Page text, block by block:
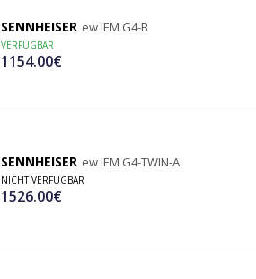
SENNHEISER ew IEM G4-B
VERFÜGBAR
1154.00€
SENNHEISER ew IEM G4-TWIN-A
NICHT VERFÜGBAR
1526.00€